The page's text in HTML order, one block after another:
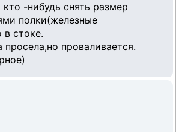
-нибудь снять размер
полки(железные
в стоке.
проваливается.